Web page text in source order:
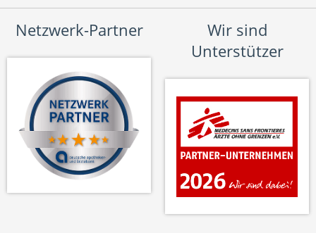
Netzwerk-Partner
Wir sind
Unterstützer